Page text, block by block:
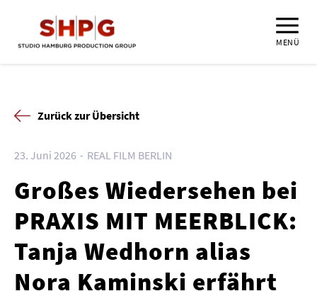
MENÜ
Zurück zur Übersicht
23. Juni 2026 REAL FILM BERLIN
Großes Wiedersehen bei
PRAXIS MIT MEERBLICK:
Tanja Wedhorn alias
Nora Kaminski erfährt